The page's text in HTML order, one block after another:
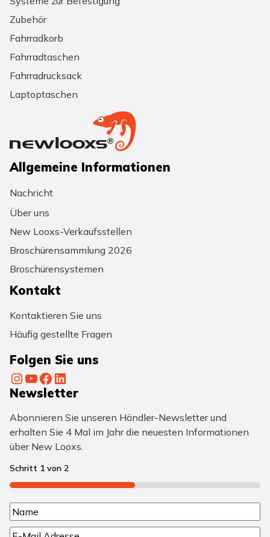
Zubehör
Fahrradkorb
Fahrradtaschen
Fahrradrucksack
Laptoptaschen
Allgemeine Informationen
Nachricht
Über uns
New Looxs-Verkaufsstellen
Broschürensammlung 2026
Broschürensystemen
Kontakt
Kontaktieren Sie uns
Häufig gestellte Fragen
Folgen Sie uns
InstagramYouTube Facebook LinkedIn
Newsletter
Abonnieren Sie unseren Händler-Newsletter und
erhalten Sie 4 Mal im Jahr die neuesten Informationen
über New Looxs.
Schritt 1 von 2
50%
N
a
N
E